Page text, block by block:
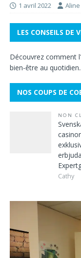
1 avril 2022 Aline
LES CONSEILS DE
Découvrez comment l'
bien-être au
NOS COUPS DE
NON
Cathy